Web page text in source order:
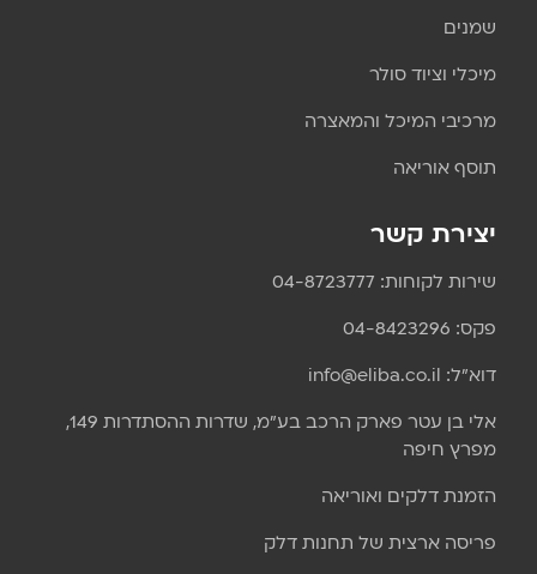
שמנים
מיכלי וציוד סולר
מרכיבי המיכל והמאצרה
תוסף אוריאה
יצירת קשר
שירות לקוחות: 04-8723777
פקס: 04-8423296
דוא״ל: info@eliba.co.il
אלי בן עטר פארק הרכב בע"מ, שדרות ההסתדרות 149,
מפרץ חיפה
הזמנת דלקים ואוריאה
פריסה ארצית של תחנות דלק